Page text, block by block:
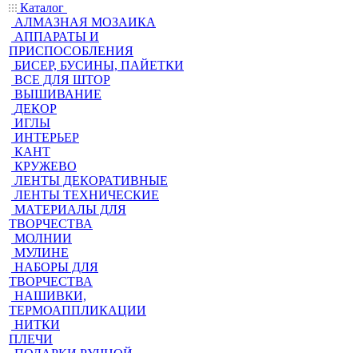
Каталог
АЛМАЗНАЯ МОЗАИКА
АППАРАТЫ И
ПРИСПОСОБЛЕНИЯ
БИСЕР, БУСИНЫ, ПАЙЕТКИ
ВСЕ ДЛЯ ШТОР
ВЫШИВАНИЕ
ДЕКОР
ИГЛЫ
ИНТЕРЬЕР
КАНТ
КРУЖЕВО
ЛЕНТЫ ДЕКОРАТИВНЫЕ
ЛЕНТЫ ТЕХНИЧЕСКИЕ
МАТЕРИАЛЫ ДЛЯ
ТВОРЧЕСТВА
МОЛНИИ
МУЛИНЕ
НАБОРЫ ДЛЯ
ТВОРЧЕСТВА
НАШИВКИ,
ТЕРМОАППЛИКАЦИИ
НИТКИ
ПЛЕЧИ